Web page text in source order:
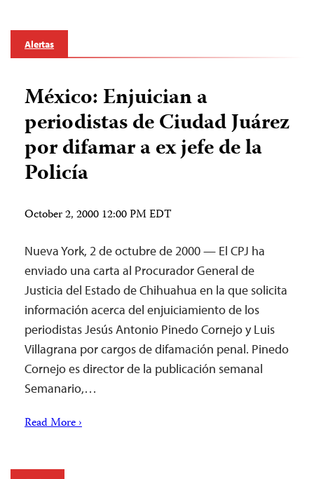
Alertas
México: Enjuician a
periodistas de Ciudad Juárez
por difamar a ex jefe de la
Policía
October 2, 2000 12:00 PM EDT
Nueva York, 2 de octubre de 2000 — El CPJ ha
enviado una carta al Procurador General de
Justicia del Estado de Chihuahua en la que solicita
información acerca del enjuiciamiento de los
periodistas Jesús Antonio Pinedo Cornejo y Luis
Villagrana por cargos de difamación penal. Pinedo
Cornejo es director de la publicación semanal
Semanario,…
Read More ›